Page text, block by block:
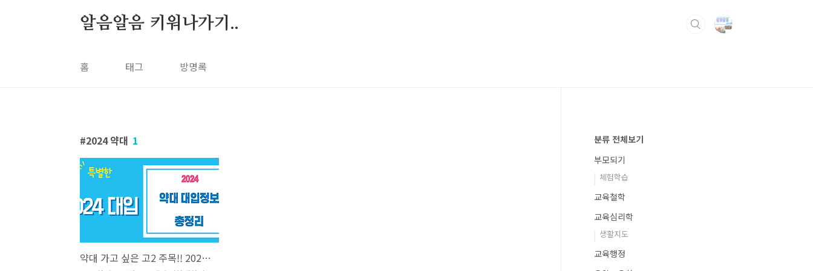
본문 바로가
알음알음 키워나가기..
홈 태그 방명록
2024 약대 1
약대 가고 싶은 고2 주목!! 2024 약대 대입정보 총정리
분류 전체보기
부모되기
체험학습
교육철학
교육심리학
생활지도
교육행정